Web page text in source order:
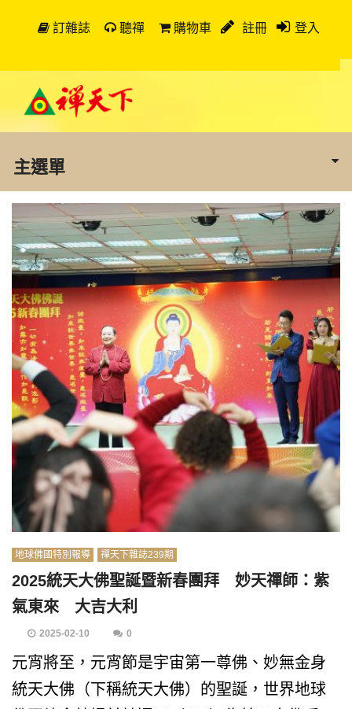
訂雜誌 聽禪 購物車 註冊 登入
主選單
地球佛國特別報導 禪天下雜誌239期
2025統天大佛聖誕暨新春團拜 妙天禪師：紫
氣東來 大吉大利
2025-02-10 0
元宵將至，元宵節是宇宙第一尊佛、妙無金身
統天大佛（下稱統天大佛）的聖誕，世界地球